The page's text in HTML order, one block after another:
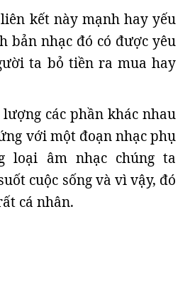
kết này mạnh hay yếu
bản nhạc đó có được yêu
ta bỏ tiền ra mua hay
các phần khác nhau
với một đoạn nhạc phụ
loại âm nhạc chúng ta
cuộc sống và vì vậy, đó
cá nhân.